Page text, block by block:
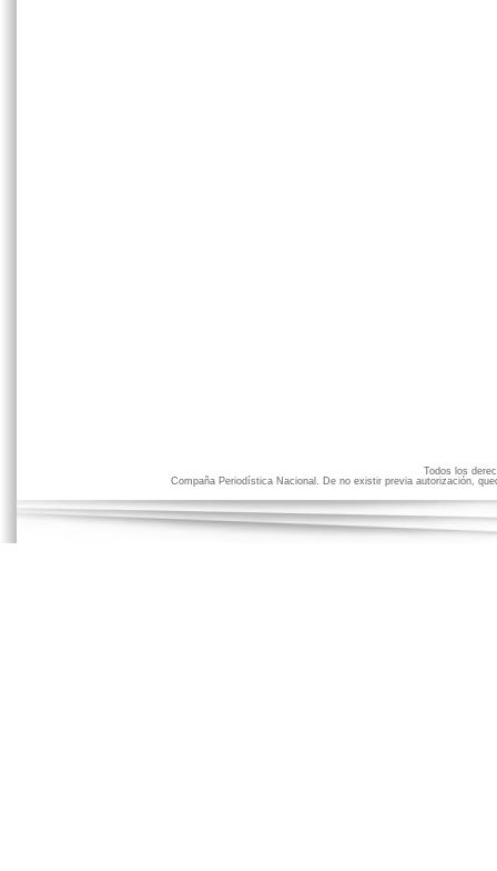
Todos los
Compaña Periodística Nacional. De no existir previa autorización,